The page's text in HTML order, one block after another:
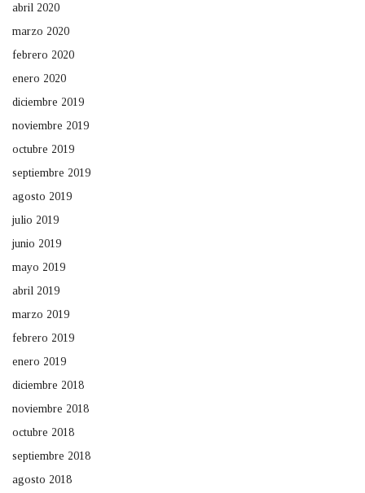
abril 2020
marzo 2020
febrero 2020
enero 2020
diciembre 2019
noviembre 2019
octubre 2019
septiembre 2019
agosto 2019
julio 2019
junio 2019
mayo 2019
abril 2019
marzo 2019
febrero 2019
enero 2019
diciembre 2018
noviembre 2018
octubre 2018
septiembre 2018
agosto 2018